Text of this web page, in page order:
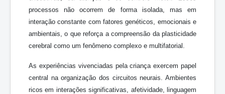
processos não ocorrem de forma isolada, mas em
interação constante com fatores genéticos, emocionais e
ambientais, o que reforça a compreensão da plasticidade
cerebral como um fenômeno complexo e multifatorial.
As experiências vivenciadas pela criança exercem papel
central na organização dos circuitos neurais. Ambientes
ricos em interações significativas, afetividade, linguagem